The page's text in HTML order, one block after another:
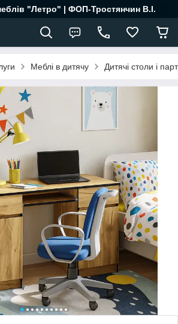
"Летро" | ФОП-Тростянчин В.І.
Меблі в дитячу Дитячі столи і